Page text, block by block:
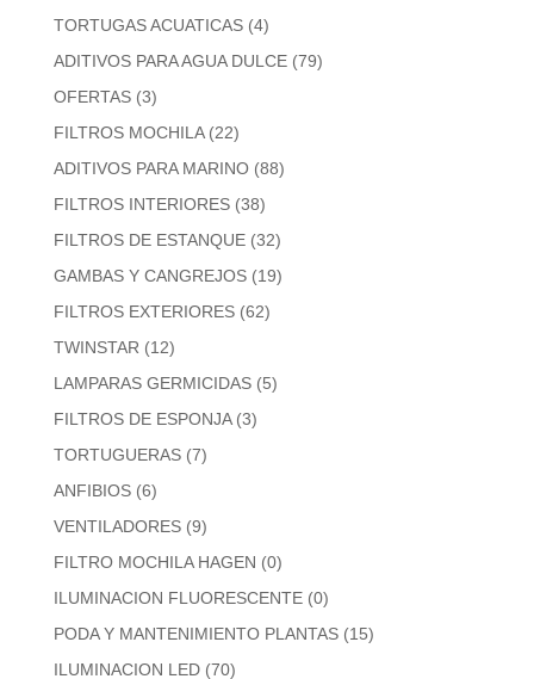
TORTUGAS ACUATICAS (4)
ADITIVOS PARA AGUA DULCE (79)
OFERTAS (3)
FILTROS MOCHILA (22)
ADITIVOS PARA MARINO (88)
FILTROS INTERIORES (38)
FILTROS DE ESTANQUE (32)
GAMBAS Y CANGREJOS (19)
FILTROS EXTERIORES (62)
TWINSTAR (12)
LAMPARAS GERMICIDAS (5)
FILTROS DE ESPONJA (3)
TORTUGUERAS (7)
ANFIBIOS (6)
VENTILADORES (9)
FILTRO MOCHILA HAGEN (0)
ILUMINACION FLUORESCENTE (0)
PODA Y MANTENIMIENTO PLANTAS (15)
ILUMINACION LED (70)